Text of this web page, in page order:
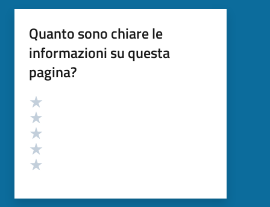
Quanto sono chiare le
informazioni su questa
pagina?
Valutazione